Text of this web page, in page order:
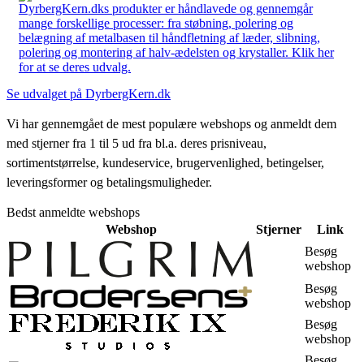
DyrbergKern.dks produkter er håndlavede og gennemgår
mange forskellige processer: fra støbning, polering og
belægning af metalbasen til håndfletning af læder, slibning,
polering og montering af halv-ædelsten og krystaller. Klik her
for at se deres udvalg.
Se udvalget på DyrbergKern.dk
Vi har gennemgået de mest populære webshops og anmeldt dem
med stjerner fra 1 til 5 ud fra bl.a. deres prisniveau,
sortimentstørrelse, kundeservice, brugervenlighed, betingelser,
leveringsformer og betalingsmuligheder.
Bedst anmeldte webshops
Webshop
Stjerner
Link
Besøg
webshop
Besøg
webshop
Besøg
webshop